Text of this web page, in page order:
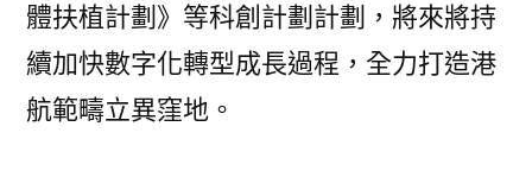
體扶植計劃》等科創計劃計劃，將來將持
續加快數字化轉型成長過程，全力打造港
航範疇立異窪地。